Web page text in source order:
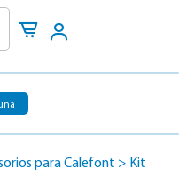
para Calefont > Kit